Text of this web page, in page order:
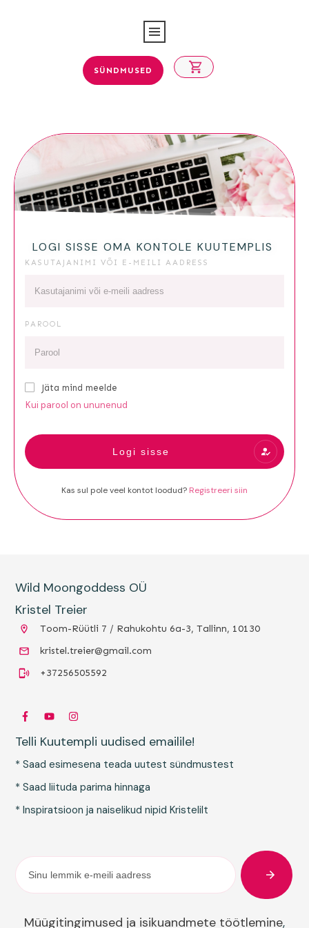
SÜNDMUSED
LOGI SISSE OMA KONTOLE KUUTEMPLIS
KASUTAJANIMI VÕI E-MEILI AADRESS
PAROOL
Jäta mind meelde
Kui parool on ununenud
Logi sisse
Kas sul pole veel kontot loodud? Registreeri siin
Wild Moongoddess OÜ
Kristel Treier
Toom-Rüütli 7 / Rahukohtu 6a-3, Tallinn, 10130
kristel.treier@gmail.com
+37256505592
Telli Kuutempli uudised emailile!
* Saad esimesena teada uutest sündmustest
* Saad liituda parima hinnaga
* Inspiratsioon ja naiselikud nipid Kristelilt
Müügitingimused ja isikuandmete töötlemine,